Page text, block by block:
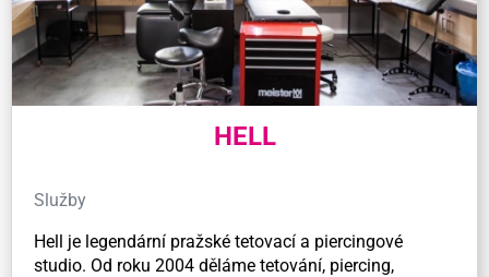
HELL
Služby
Hell je legendární pražské tetovací a piercingové
studio. Od roku 2004 děláme tetování, piercing,